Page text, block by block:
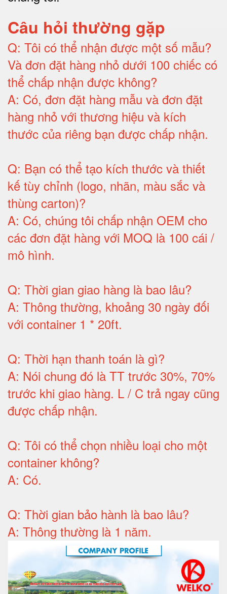
Câu hỏi thường gặp
Q: Tôi có thể nhận được một số mẫu?
Và đơn đặt hàng nhỏ dưới 100 chiếc có
thể chấp nhận được không?
A: Có, đơn đặt hàng mẫu và đơn đặt
hàng nhỏ với thương hiệu và kích
thước của riêng bạn được chấp nhận.
Q: Bạn có thể tạo kích thước và thiết
kế tùy chỉnh (logo, nhãn, màu sắc và
thùng carton)?
A: Có, chúng tôi chấp nhận OEM cho
các đơn đặt hàng với MOQ là 100 cái /
mô hình.
Q: Thời gian giao hàng là bao lâu?
A: Thông thường, khoảng 30 ngày đối
với container 1 * 20ft.
Q: Thời hạn thanh toán là gì?
A: Nói chung đó là TT trước 30%, 70%
trước khi giao hàng. L / C trả ngay cũng
được chấp nhận.
Q: Tôi có thể chọn nhiều loại cho một
container không?
A: Có.
Q: Thời gian bảo hành là bao lâu?
A: Thông thường là 1 năm.